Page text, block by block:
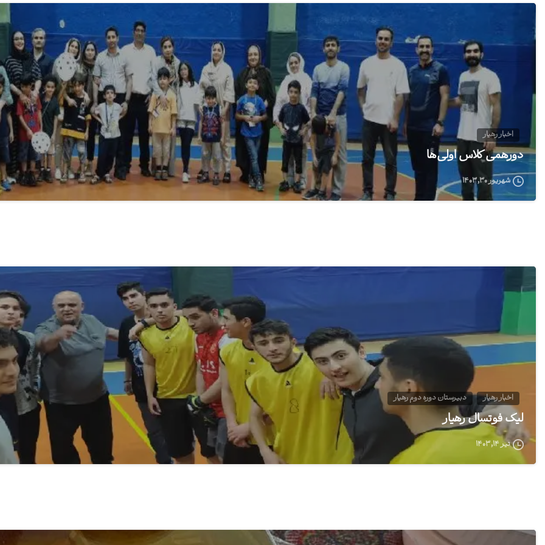
اخبار رهیار
دورهمی کلاس اولی‌ها
شهریور ۳۰, ۱۴۰۳
اخبار رهیار دبیرستان دوره دوم رهیار
لیگ فوتسال رهیار
تیر ۱۴, ۱۴۰۳